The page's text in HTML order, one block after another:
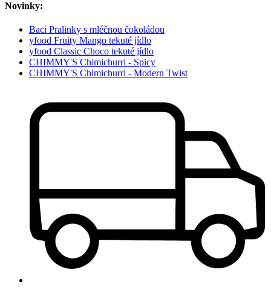
Novinky:
Baci Pralinky s mléčnou čokoládou
yfood Fruity Mango tekuté jídlo
yfood Classic Choco tekuté jídlo
CHIMMY'S Chimichurri - Spicy
CHIMMY'S Chimichurri - Modern Twist